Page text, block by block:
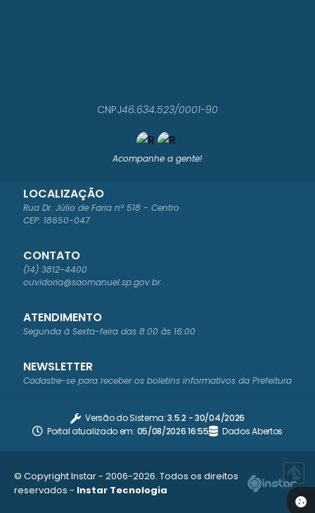
Acompanhe a gente!
LOCALIZAÇÃO
Rua Dr. Júlio de Faria nº 518 - Centro
CEP: 18650-047
CONTATO
(14) 3812-4400
ouvidoria@saomanuel.sp.gov.br
ATENDIMENTO
Segunda à Sexta-feira das 8:00 às 16:00
CNPJ46.634.523/0001-90
NEWSLETTER
Cadastre-se para receber os boletins informativos da Prefeitura
Versão do Sistema:3.5.2 - 30/04/2026
Portal atualizado em: 05/08/2026 16:55 Dados Abertos
© Copyright Instar - 2006-2026. Todos os direitos
reservados - Instar Tecnologia